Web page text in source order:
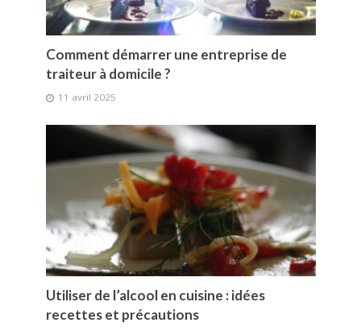
Comment démarrer une entreprise de
traiteur à domicile ?
11 avril 2025
Utiliser de l’alcool en cuisine : idées
recettes et précautions